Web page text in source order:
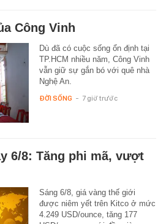
Công Vinh
Dù đã có cuộc sống ổn định tại
TP.HCM nhiều năm, Công Vinh
vẫn giữ sự gắn bó với quê nhà
Nghệ An.
ĐỜI SỐNG - 7 giờ trước
6/8: Tăng phi mã, vượt
Sáng 6/8, giá vàng thế giới
được niêm yết trên Kitco ở mức
4.249 USD/ounce, tăng 177